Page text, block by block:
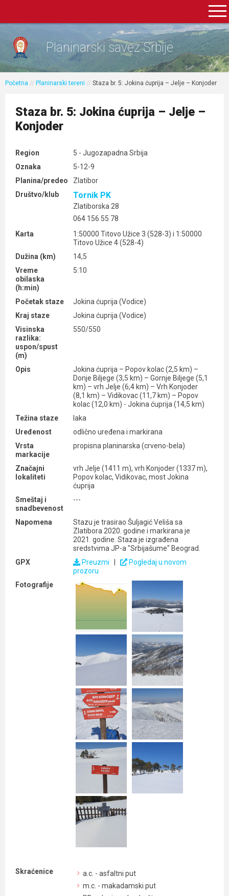
Planinarski savez Srbije
Početna // Planinarski tereni // Staza br. 5: Jokina ćuprija – Jelje – Konjoder
Staza br. 5: Jokina ćuprija – Jelje –
Konjoder
Region
5 - Jugozapadna Srbija
Oznaka
5-12-9
Planina/predeo
Zlatibor
Društvo/klub
Tornik PK
Zlatiborska 28
064 156 55 78
Karta
1:50000 Titovo Užice 3 (528-3) i 1:50000
Titovo Užice 4 (528-4)
Dužina (km)
14,5
Vreme
obilaska
(h:min)
5:10
Početak staze
Jokina ćuprija (Vodice)
Kraj staze
Jokina ćuprija (Vodice)
Visinska
razlika:
uspon/spust
(m)
550/550
Opis
Jokina ćuprija – Popov kolac (2,5 km) –
Donje Biljege (3,5 km) – Gornje Biljege (5,1
km) – vrh Jelje (6,4 km) – Vrh Konjoder
(8,1 km) – Vidikovac (11,7 km) – Popov
kolac (12,0 km) - Jokina ćuprija (14,5 km)
Težina staze
laka
Uređenost
odlično uređena i markirana
Vrsta
markacije
propisna planinarska (crveno-bela)
Značajni
lokaliteti
vrh Jelje (1411 m), vrh Konjoder (1337 m),
Popov kolac, Vidikovac, most Jokina
ćuprija
Smeštaj i
snadbevenost
---
Napomena
Stazu je trasirao Šuljagić Veliša sa
Zlatibora 2020. godine i markirana je
2021. godine. Staza je izgrađena
sredstvima JP-a "Srbijašume" Beograd.
GPX
Preuzmi
Pogledaj u novom
prozoru
Fotografije
Skraćenice
a.c. - asfaltni put
m.c. - makadamski put